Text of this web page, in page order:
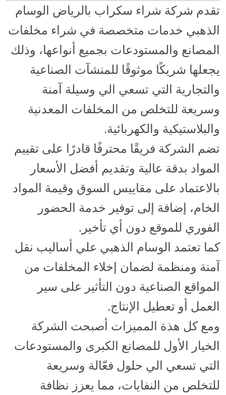
تقدم شركة شراء سكراب بالرياض الوسام
الذهبي خدمات متخصصة في شراء مخلفات
المصانع والمستودعات بجميع أنواعها، وذلك
يجعلها شريكًا موثوقًا للمنشآت الصناعية
والتجارية التي تسعي الي وسيلة آمنة
وسريعة للتخلص من المخلفات المعدنية
والبلاستيكية والكهربائية.
تضم الشركة فريقًا محترفًا قادرًا على تقييم
المواد بدقة عالية وتقديم أفضل الأسعار
بالاعتماد على مقاييس السوق وقيمة المواد
الخام، إضافة إلى توفير خدمة الحضور
الفوري للموقع دون أي تأخير.
كما تعتمد الوسام الذهبي علي أساليب نقل
آمنة ومنظمة لضمان إخلاء المخلفات من
المواقع الصناعية دون التأثير على سير
العمل أو تعطيل الإنتاج.
ومع كل هذة المميزات أصبحت الشركة
الخيار الأول للمصانع الكبرى والمستودعات
التي تسعي الي حلول فعّالة وسريعة
للتخلص من النفايات، مما يعزز نظافة